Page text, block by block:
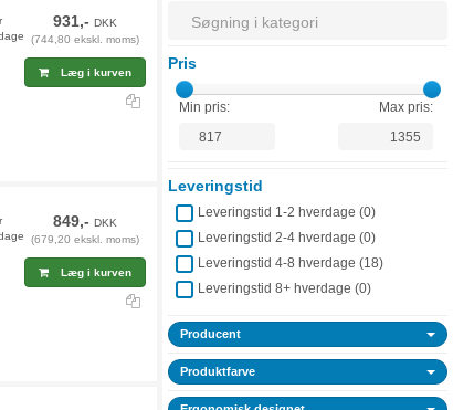
Pris
Min pris: Max pris:
Leveringstid
Leveringstid 1-2 hverdage (0)
Leveringstid 2-4 hverdage (0)
Leveringstid 4-8 hverdage (18)
Leveringstid 8+ hverdage (0)
Producent
Produktfarve
931,-DKK
(744,80 ekskl. moms)
Læg i kurven
849,-DKK
(679,20 ekskl. moms)
Læg i kurven